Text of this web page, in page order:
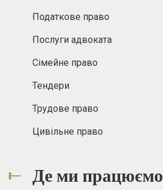
Податкове право
Послуги адвоката
Сімейне право
Тендери
Трудове право
Цивільне право
Де ми працюємо